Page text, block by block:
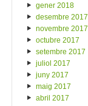
gener 2018
desembre 2017
novembre 2017
octubre 2017
setembre 2017
juliol 2017
juny 2017
maig 2017
abril 2017